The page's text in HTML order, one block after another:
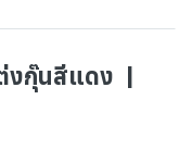
งกุ๊นสีแดง |